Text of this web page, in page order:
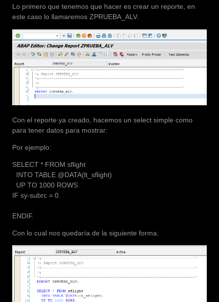
Lo primero que tenemos que hacer es crear un reporte, en
este caso lo llamaremos ZPRUEBA_ALV.
Con el reporte ya creado, hacemos un select simple como
para tener datos para mostrar:
Por ejemplo:
SELECT * FROM sflight
INTO TABLE @DATA(lt_sflight)
UP TO 1000 ROWS.
IF sy-subrc = 0.
ENDIF.
Con lo cual nos quedaría de la siguiente forma: